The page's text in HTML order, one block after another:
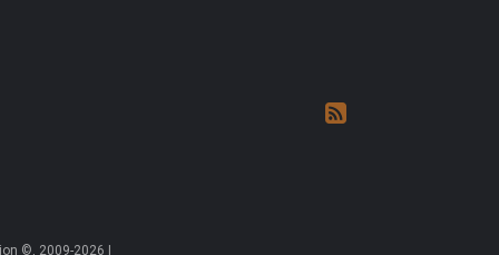
©, 2009-2026 |